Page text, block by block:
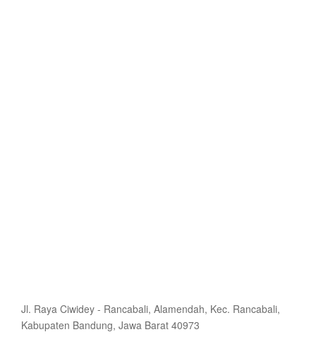
Jl. Raya Ciwidey - Rancabali, Alamendah, Kec. Rancabali,
Kabupaten Bandung, Jawa Barat 40973